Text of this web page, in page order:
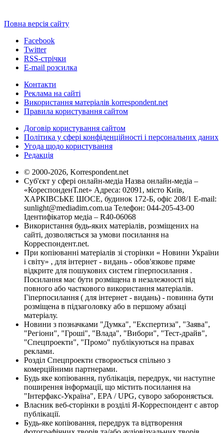
Повна версія сайту
Facebook
Twitter
RSS-стрічки
E-mail розсилка
Контакти
Реклама на сайті
Використання матеріалів korrespondent.net
Правила користування сайтом
Договір користування сайтом
Політика у сфері конфіденційності і персональних даних
Угода щодо користування
Редакція
© 2000-2026, Korrespondent.net
Суб'єкт у сфері онлайн-медіа Назва онлайн-медіа –
«КореспонденТ.net» Адреса: 02091, місто Київ,
ХАРКІВСЬКЕ ШОСЕ, будинок 172-Б, офіс 208/1 E-mail:
sunlight@mediadim.com.ua Телефон: 044-205-43-00
Ідентифікатор медіа – R40-06068
Використання будь-яких матеріалів, розміщених на
сайті, дозволяється за умови посилання на
Корреспондент.net.
При копіюванні матеріалів зі сторінки « Новини України
і світу» , для інтернет - видань - обов'язкове пряме
відкрите для пошукових систем гіперпосилання .
Посилання має бути розміщена в незалежності від
повного або часткового використання матеріалів.
Гіперпосилання ( для інтернет - видань) - повинна бути
розміщена в підзаголовку або в першому абзаці
матеріалу.
Новини з позначками "Думка", "Експертиза", "Заява",
"Регіони", "Гроші", "Влада", "Вибори", "Тест-драйв",
"Спецпроекти", "Промо" публікуються на правах
реклами.
Розділ Спецпроекти створюється спільно з
комерційними партнерами.
Будь яке копіювання, публікація, передрук, чи наступне
поширення інформації, що містить посилання на
"Інтерфакс-Україна", EPA / UPG, суворо забороняється.
Власник веб-сторінки в розділі Я-Корреспондент є автор
публікації.
Будь-яке копіювання, передрук та відтворення